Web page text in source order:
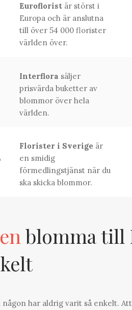
Euroflorist är störst i
Europa och är anslutna
till över 54 000 florister
världen över.
Interflora säljer
prisvärda buketter av
blommor över hela
världen.
Florister i Sverige är
en smidig
förmedlingstjänst när du
ska skicka blommor.
enblomma till
har aldrig varit så enkelt.